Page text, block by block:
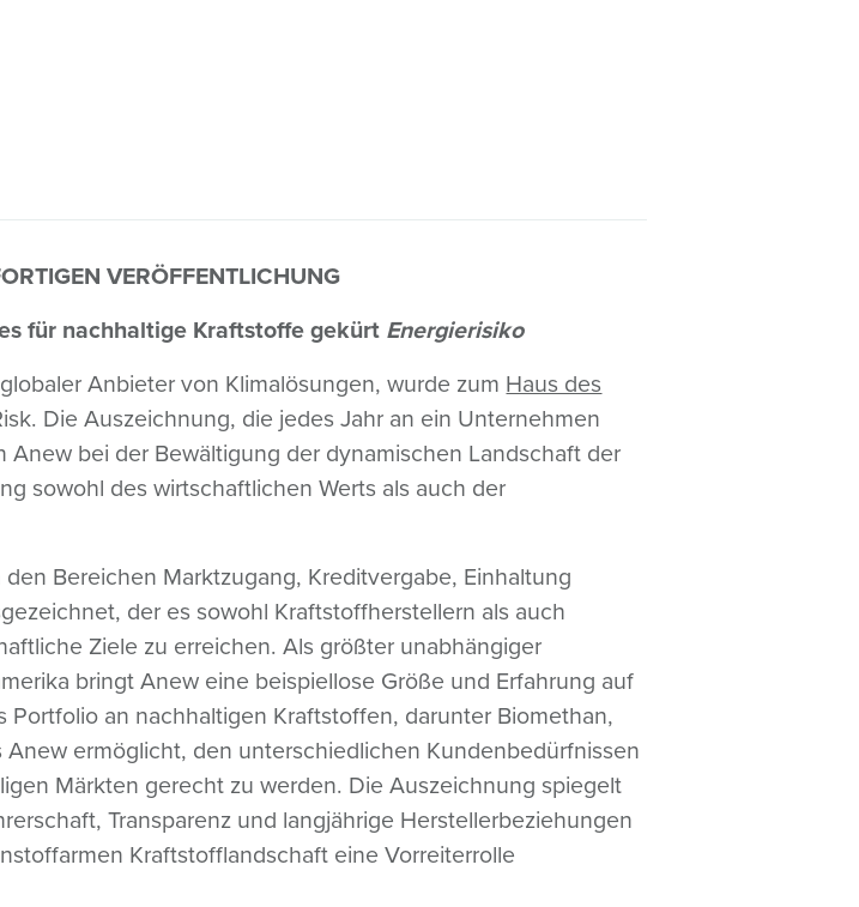
VERÖFFENTLICHUNG
für nachhaltige Kraftstoffe gekürt Energierisiko
Anbieter von Klimalösungen, wurde zum Haus des
Die Auszeichnung, die jedes Jahr an ein Unternehmen
bei der Bewältigung der dynamischen Landschaft der
sowohl des wirtschaftlichen Werts als auch der
Bereichen Marktzugang, Kreditvergabe, Einhaltung
der es sowohl Kraftstoffherstellern als auch
Ziele zu erreichen. Als größter unabhängiger
bringt Anew eine beispiellose Größe und Erfahrung auf
an nachhaltigen Kraftstoffen, darunter Biomethan,
ermöglicht, den unterschiedlichen Kundenbedürfnissen
Märkten gerecht zu werden. Die Auszeichnung spiegelt
Transparenz und langjährige Herstellerbeziehungen
Kraftstofflandschaft eine Vorreiterrolle